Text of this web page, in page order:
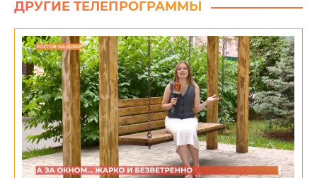
ДРУГИЕ ТЕЛЕПРОГРАММЫ